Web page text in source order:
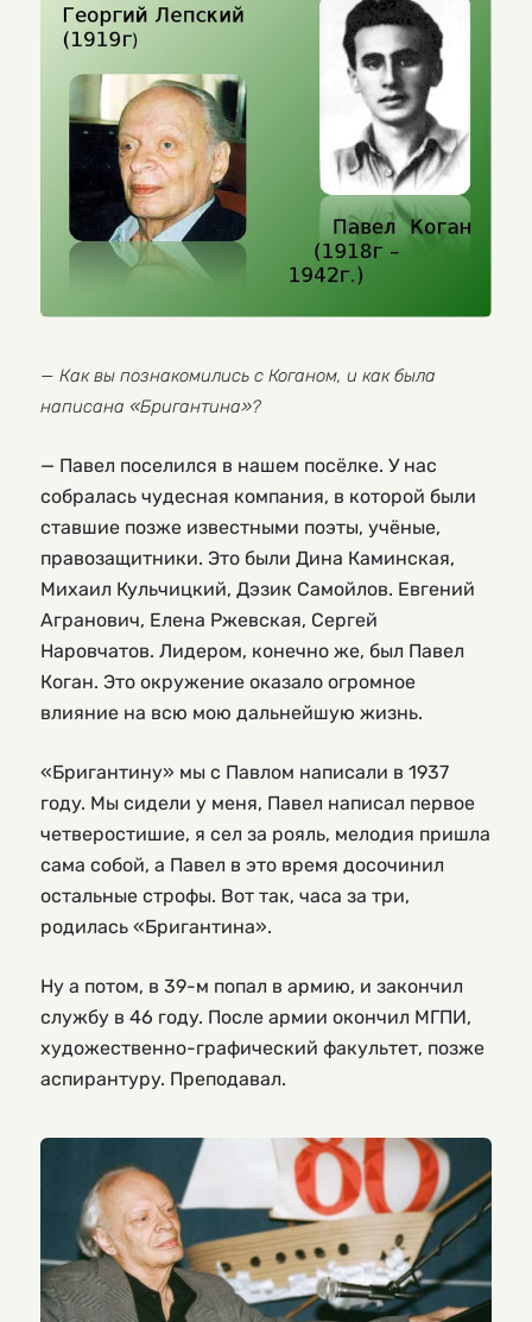
— Как вы познакомились с Коганом, и как была
написана «Бригантина»?
— Павел поселился в нашем посёлке. У нас
собралась чудесная компания, в которой были
ставшие позже известными поэты, учёные,
правозащитники. Это были Дина Каминская,
Михаил Кульчицкий, Дэзик Самойлов. Евгений
Агранович, Елена Ржевская, Сергей
Наровчатов. Лидером, конечно же, был Павел
Коган. Это окружение оказало огромное
влияние на всю мою дальнейшую жизнь.
«Бригантину» мы с Павлом написали в 1937
году. Мы сидели у меня, Павел написал первое
четверостишие, я сел за рояль, мелодия пришла
сама собой, а Павел в это время досочинил
остальные строфы. Вот так, часа за три,
родилась «Бригантина».
Ну а потом, в 39-м попал в армию, и закончил
службу в 46 году. После армии окончил МГПИ,
художественно-графический факультет, позже
аспирантуру. Преподавал.